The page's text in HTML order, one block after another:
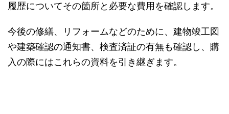
履歴についてその箇所と必要な費用を確認します。
今後の修繕、リフォームなどのために、建物竣工図
や建築確認の通知書、検査済証の有無も確認し、購
入の際にはこれらの資料を引き継ぎます。